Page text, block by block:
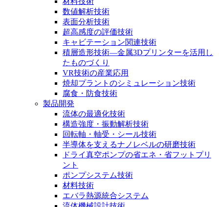
数値解析技術
表面分析技術
超高感度の評価技術
キャビテーション関連技術
積層造形技術―金属3Dプリンターを活用し
たものづくり
VR技術の産業応用
焼却プラントのシミュレーション技術
腐食・防食技術
製品開発
流体の最適化技術
構造強度・振動解析技術
回転軸・軸受・シール技術
半導体を支えるナノレベルの研磨技術
ドライ真空ポンプの省エネ・省フットプリ
ント
ポンプシステム技術
材料技術
エバラ熱源統合システム